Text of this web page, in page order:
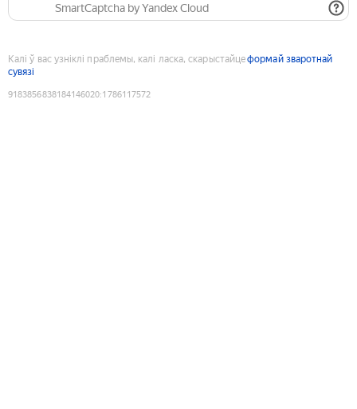
SmartCaptcha by Yandex Cloud
Калі ў вас узніклі праблемы, калі ласка, скарыстайцеформай зваротнай
сувязі
9183856838184146020:1786117572